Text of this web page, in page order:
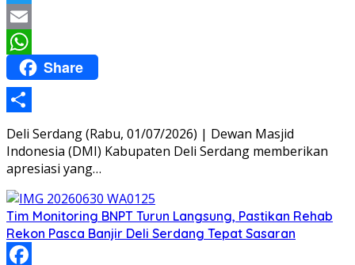
Twitter
Email
WhatsApp
Share
Share
Deli Serdang (Rabu, 01/07/2026) | Dewan Masjid
Indonesia (DMI) Kabupaten Deli Serdang memberikan
apresiasi yang…
Tim Monitoring BNPT Turun Langsung, Pastikan Rehab
Rekon Pasca Banjir Deli Serdang Tepat Sasaran